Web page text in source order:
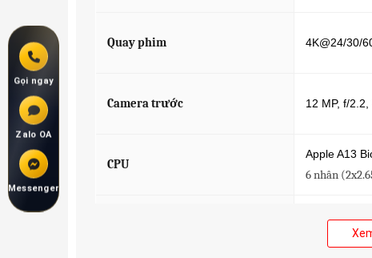
Quay phim 4K@24/30/
Camera trước 12 MP, f/
CPU
Apple A13
6 nhân
Apple GPU
Gọi ngay
Zalo OA
Messenger